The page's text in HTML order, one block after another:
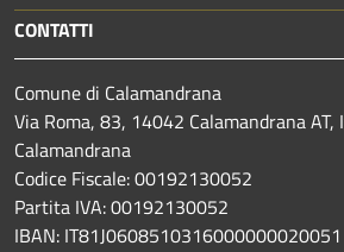
CONTATTI
Comune di Calamandrana
Via Roma, 83, 14042 Calamandrana
Calamandrana
Codice Fiscale: 00192130052
Partita IVA: 00192130052
IBAN: IT81J0608510316000000020051